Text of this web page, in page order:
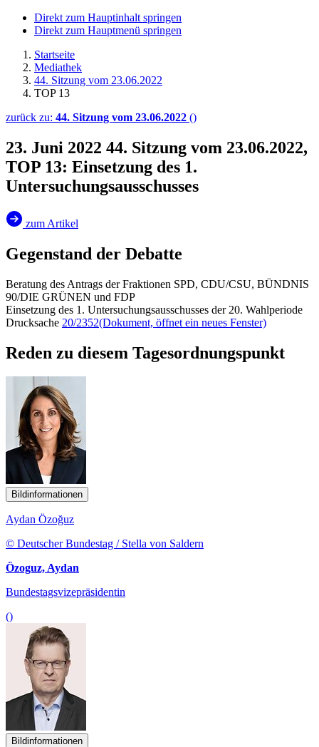
Direkt zum Hauptinhalt springen
Direkt zum Hauptmenü springen
Startseite
Mediathek
44. Sitzung vom 23.06.2022
TOP 13
zurück zu: 44. Sitzung vom 23.06.2022 ()
23. Juni 2022 44. Sitzung vom 23.06.2022,
TOP 13: Einsetzung des 1.
Untersuchungsausschusses
zum Artikel
Gegenstand der Debatte
Beratung des Antrags der Fraktionen SPD, CDU/CSU, BÜNDNIS
90/DIE GRÜNEN und FDP
Einsetzung des 1. Untersuchungsausschusses der 20. Wahlperiode
Drucksache 20/2352(Dokument, öffnet ein neues Fenster)
Reden zu diesem Tagesordnungspunkt
Bildinformationen
Aydan Özoğuz
© Deutscher Bundestag / Stella von Saldern
Özoguz, Aydan
Bundestagsvizepräsidentin
()
Bildinformationen